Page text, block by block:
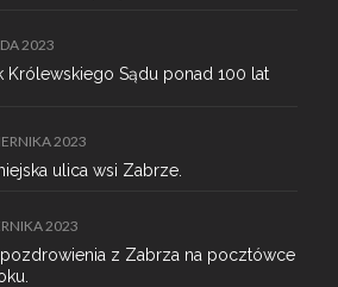
2023
Królewskiego Sądu ponad 100 lat
2023
ulica wsi Zabrze.
2023
z Zabrza na pocztówce